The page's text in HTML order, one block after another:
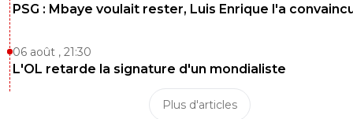
PSG : Mbaye voulait rester, Luis Enrique l'a
06 août , 21:30
L'OL retarde la signature d'un mondialiste
Plus d'articles